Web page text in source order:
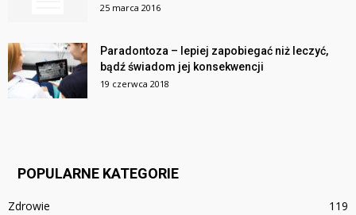
25 marca 2016
Paradontoza – lepiej zapobiegać niż leczyć,
bądź świadom jej konsekwencji
19 czerwca 2018
POPULARNE KATEGORIE
Zdrowie
119